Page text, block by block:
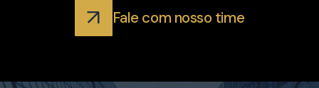
Fale com nosso time